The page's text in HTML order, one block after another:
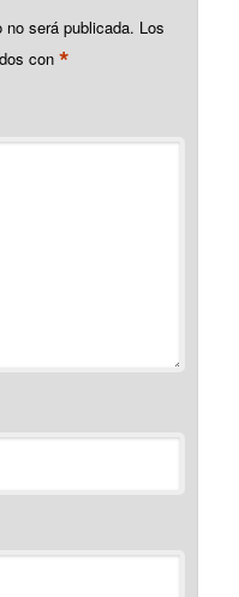
será publicada. Los
con*